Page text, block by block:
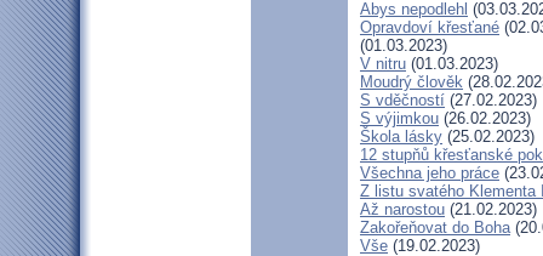
Abys nepodlehl
Opravdoví křesťané
(01.03.2023)
V nitru (01.03.2023)
Moudrý člověk
S vděčností (27.02.2023)
S výjimkou (26.02.2023)
Škola lásky (25.02.2023)
12 stupňů křesťanské
Všechna jeho práce
Z listu svatého Klementa
Až narostou (21.02.2023)
Zakořeňovat do Boha
Vše (19.02.2023)